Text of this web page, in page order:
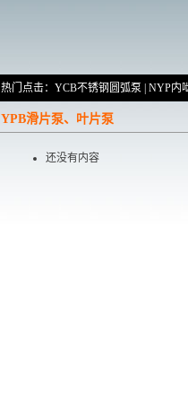
热门点击： YCB不锈钢圆弧泵 NYP内
YPB滑片泵、叶片泵
还没有内容